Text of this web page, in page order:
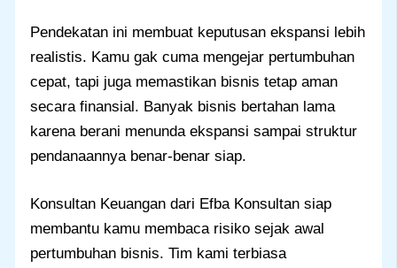
Pendekatan ini membuat keputusan ekspansi lebih
realistis. Kamu gak cuma mengejar pertumbuhan
cepat, tapi juga memastikan bisnis tetap aman
secara finansial. Banyak bisnis bertahan lama
karena berani menunda ekspansi sampai struktur
pendanaannya benar-benar siap.
Konsultan Keuangan dari Efba Konsultan siap
membantu kamu membaca risiko sejak awal
pertumbuhan bisnis. Tim kami terbiasa